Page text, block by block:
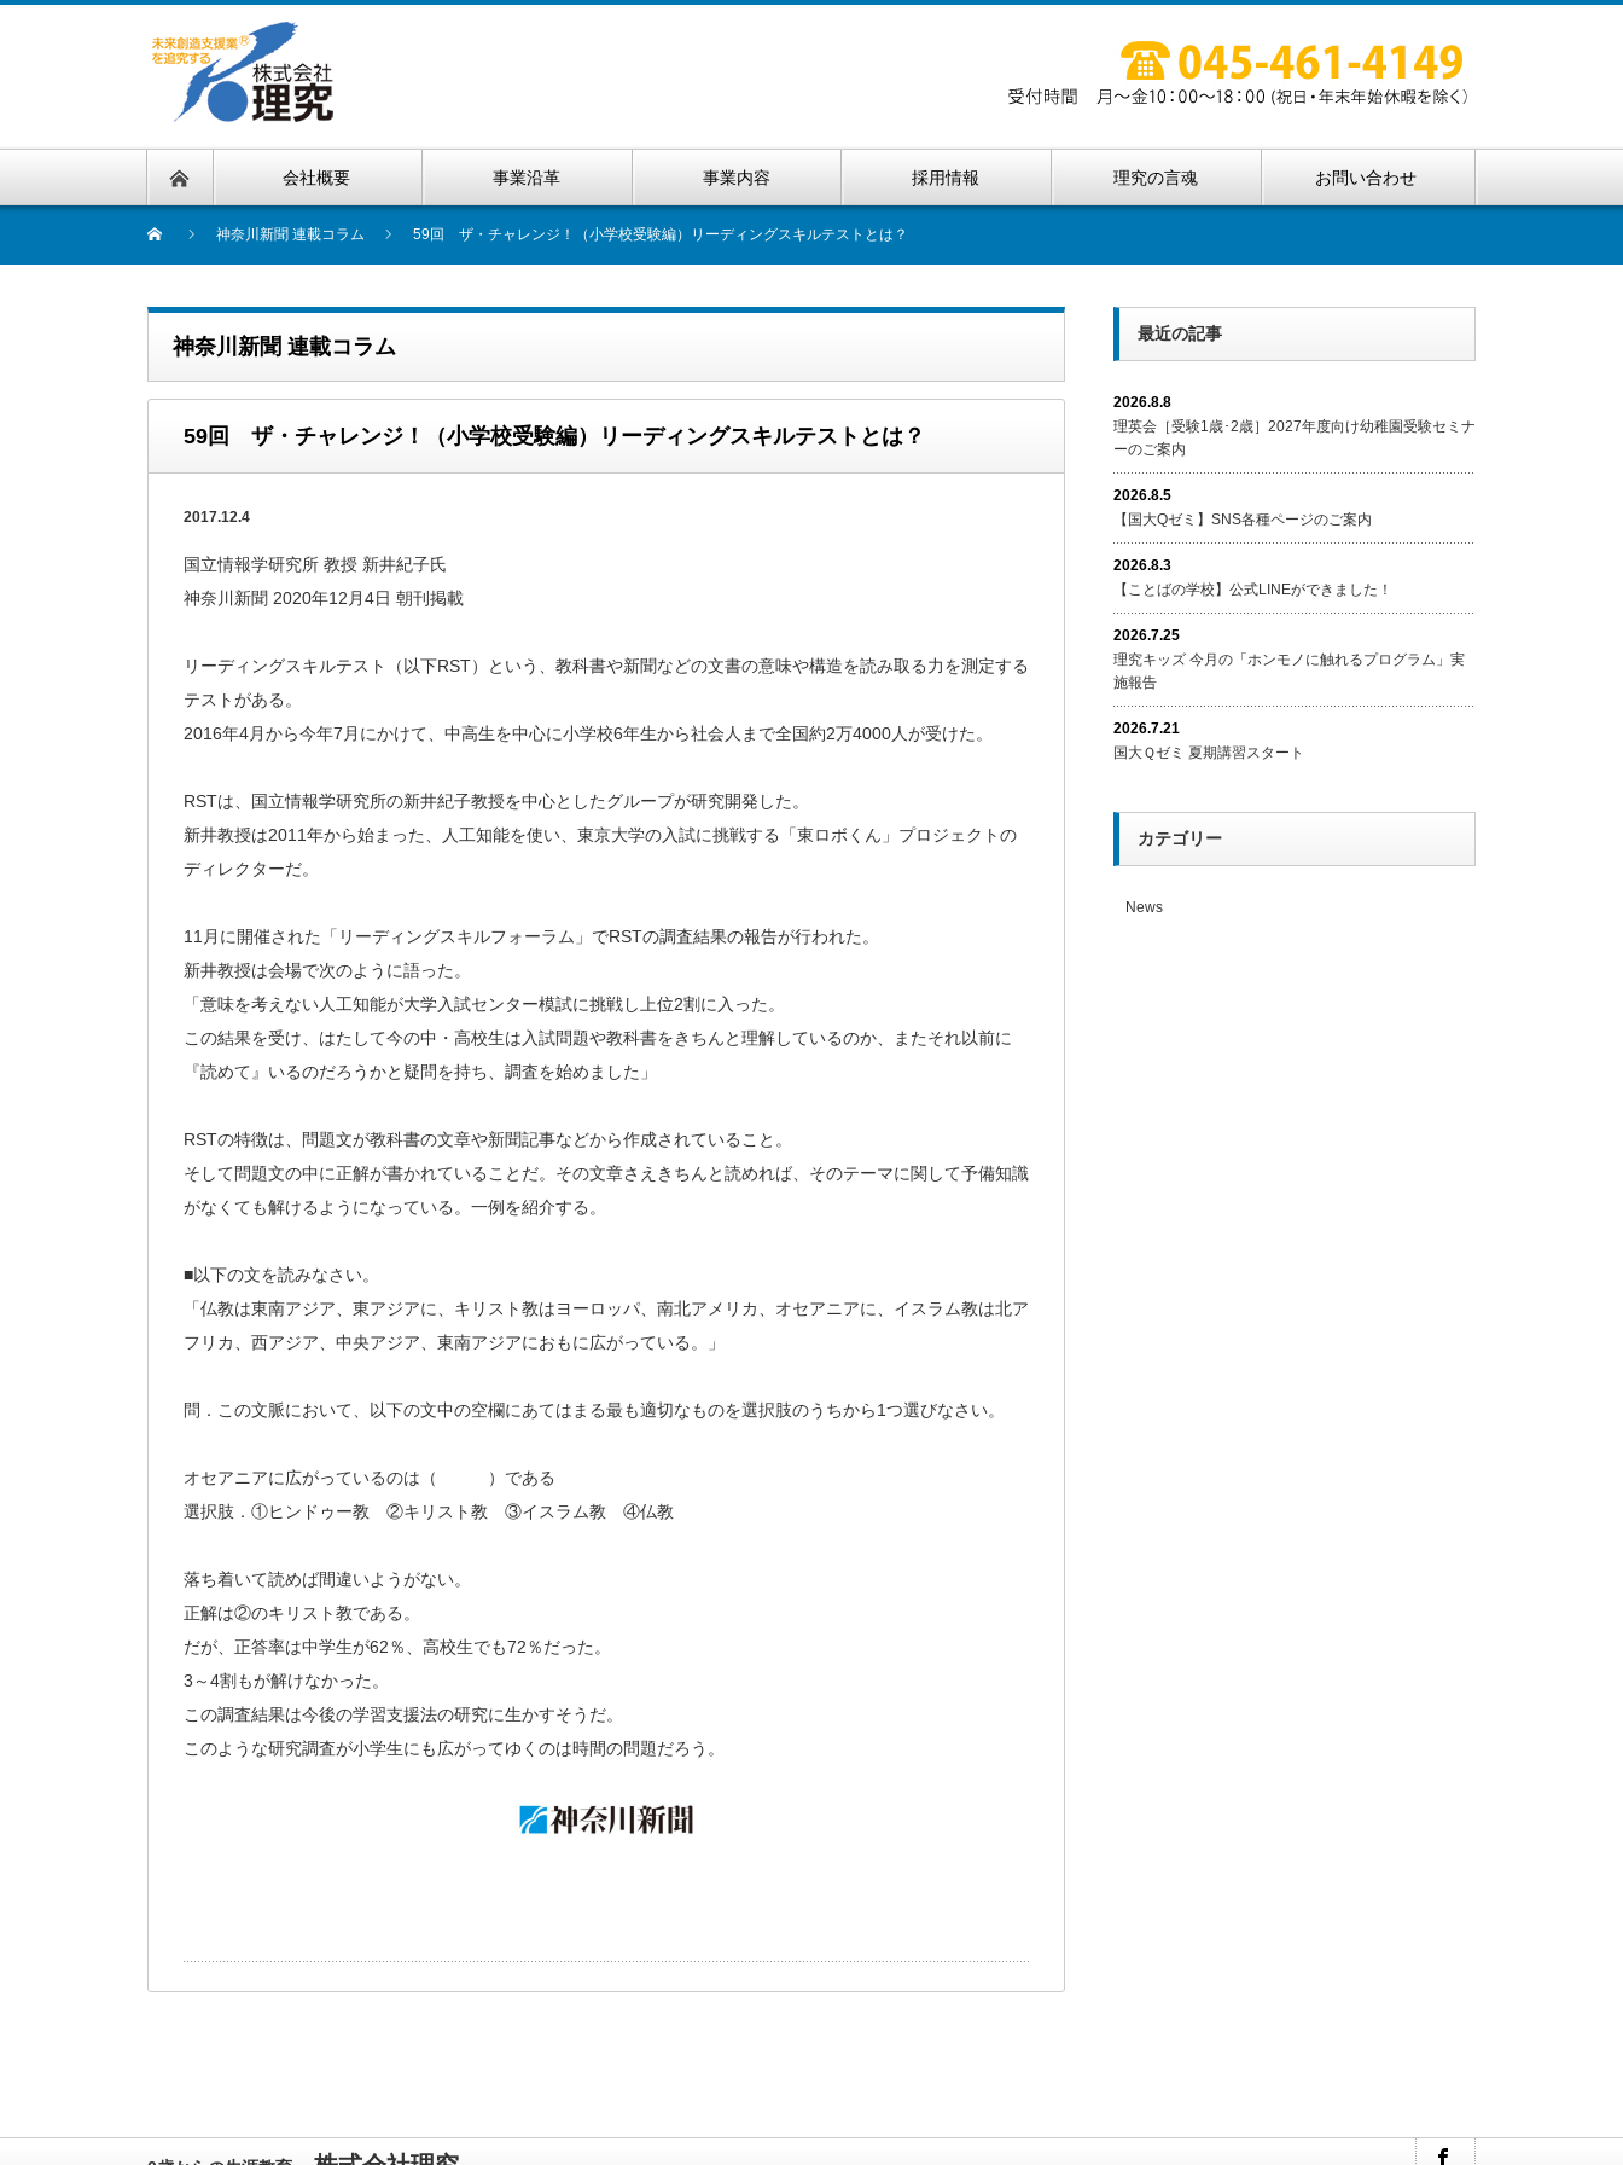
会社概要 事業沿革 事業内容 採用情報 理究の言魂 お問い合わせ
神奈川新聞 連載コラム 59回 ザ・チャレンジ！（小学校受験編）リーディングスキルテストとは？
神奈川新聞 連載コラム
59回 ザ・チャレンジ！（小学校受験編）リーディングスキルテストとは？
2017.12.4
国立情報学研究所 教授 新井紀子氏
神奈川新聞 2020年12月4日 朝刊掲載
リーディングスキルテスト（以下RST）という、教科書や新聞などの文書の意味や構造を読み取る力を測定する
テストがある。
2016年4月から今年7月にかけて、中高生を中心に小学校6年生から社会人まで全国約2万4000人が受けた。
RSTは、国立情報学研究所の新井紀子教授を中心としたグループが研究開発した。
新井教授は2011年から始まった、人工知能を使い、東京大学の入試に挑戦する「東ロボくん」プロジェクトの
ディレクターだ。
11月に開催された「リーディングスキルフォーラム」でRSTの調査結果の報告が行われた。
新井教授は会場で次のように語った。
「意味を考えない人工知能が大学入試センター模試に挑戦し上位2割に入った。
この結果を受け、はたして今の中・高校生は入試問題や教科書をきちんと理解しているのか、またそれ以前に
『読めて』いるのだろうかと疑問を持ち、調査を始めました」
RSTの特徴は、問題文が教科書の文章や新聞記事などから作成されていること。
そして問題文の中に正解が書かれていることだ。その文章さえきちんと読めれば、そのテーマに関して予備知識
がなくても解けるようになっている。一例を紹介する。
■以下の文を読みなさい。
「仏教は東南アジア、東アジアに、キリスト教はヨーロッパ、南北アメリカ、オセアニアに、イスラム教は北ア
フリカ、西アジア、中央アジア、東南アジアにおもに広がっている。」
問．この文脈において、以下の文中の空欄にあてはまる最も適切なものを選択肢のうちから1つ選びなさい。
オセアニアに広がっているのは（ ）である
選択肢．①ヒンドゥー教 ②キリスト教 ③イスラム教 ④仏教
落ち着いて読めば間違いようがない。
正解は②のキリスト教である。
だが、正答率は中学生が62％、高校生でも72％だった。
3～4割もが解けなかった。
この調査結果は今後の学習支援法の研究に生かすそうだ。
このような研究調査が小学生にも広がってゆくのは時間の問題だろう。
最近の記事
2026.8.8
理英会［受験1歳･2歳］2027年度向け幼稚園受験セミナ
ーのご案内
2026.8.5
【国大Qゼミ】SNS各種ページのご案内
2026.8.3
【ことばの学校】公式LINEができました！
2026.7.25
理究キッズ 今月の「ホンモノに触れるプログラム」実
施報告
2026.7.21
国大Ｑゼミ 夏期講習スタート
カテゴリー
News